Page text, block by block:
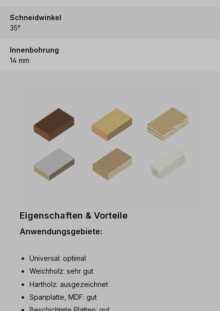
Schneidwinkel
35°
Innenbohrung
14 mm
Eigenschaften & Vorteile
Anwendungsgebiete:
Universal: optimal
Weichholz: sehr gut
Hartholz: ausgezeichnet
Spanplatte, MDF: gut